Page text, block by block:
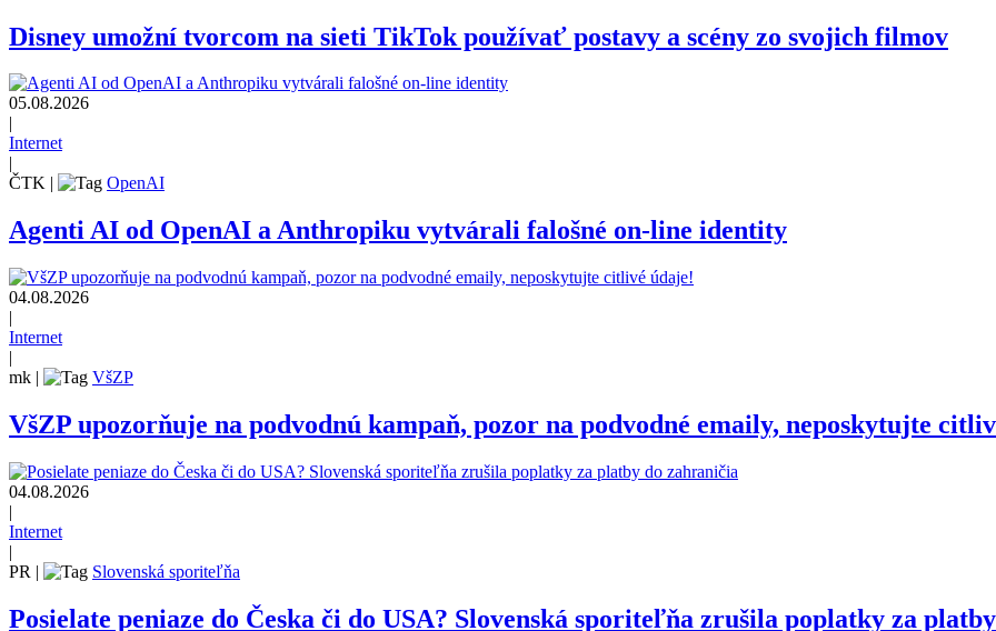
Disney umožní tvorcom na sieti TikTok používať postavy a scény zo svojich filmov
05.08.2026
Internet
ČTK
OpenAI
Agenti AI od OpenAI a Anthropiku vytvárali falošné on-line identity
04.08.2026
|
Internet
|
mk | VšZP
VšZP upozorňuje na podvodnú kampaň, pozor na podvodné emaily, neposkytujte
04.08.2026
|
Internet
|
PR | Slovenská sporiteľňa
Posielate peniaze do Česka či do USA? Slovenská sporiteľňa zrušila poplatky za